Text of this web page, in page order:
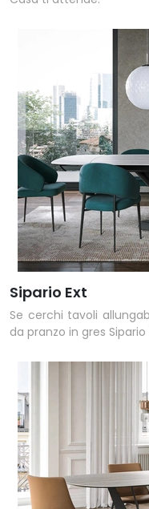
Sipario Ext
Se cerchi tavoli
da pranzo in gres